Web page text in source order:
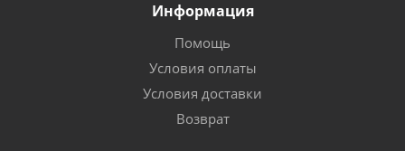
Информация
Помощь
Условия оплаты
Условия доставки
Возврат